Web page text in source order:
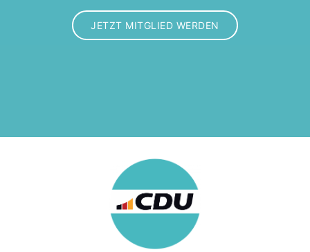
JETZT MITGLIED WERDEN